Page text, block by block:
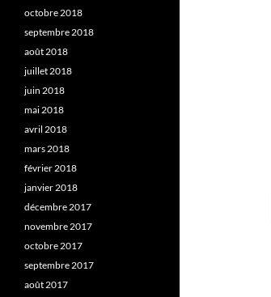
octobre 2018
septembre 2018
août 2018
juillet 2018
juin 2018
mai 2018
avril 2018
mars 2018
février 2018
janvier 2018
décembre 2017
novembre 2017
octobre 2017
septembre 2017
août 2017